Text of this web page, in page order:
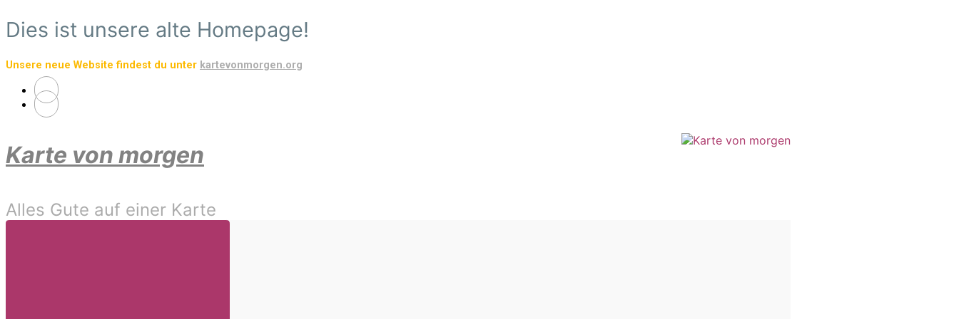
Zum
Hauptinhalt
Dies ist unsere alte Homepage!
Unsere neue Website findest du unter kartevonmorgen.org
Karte von morgen
Alles Gute auf einer Karte